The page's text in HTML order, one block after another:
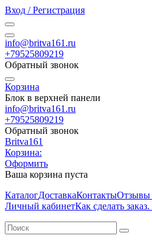
Вход / Регистрация
info@britva161.ru
+79525809219
Обратный звонок
Корзина
Блок в верхней панели
info@britva161.ru
+79525809219
Обратный звонок
Britva161
Корзина:
Оформить
Ваша корзина пуста
КаталогДоставкаКонтактыОтзывы
Личный кабинетКак сделать